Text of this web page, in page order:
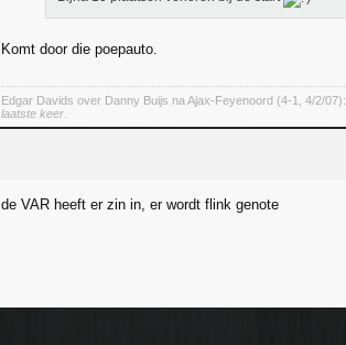
Komt door die poepauto.
Edgar Davids over Danny Buijs na Ajax-Feyenoord (4-1, 4/2/07):
laatste keer
de VAR heeft er zin in, er wordt flink genote